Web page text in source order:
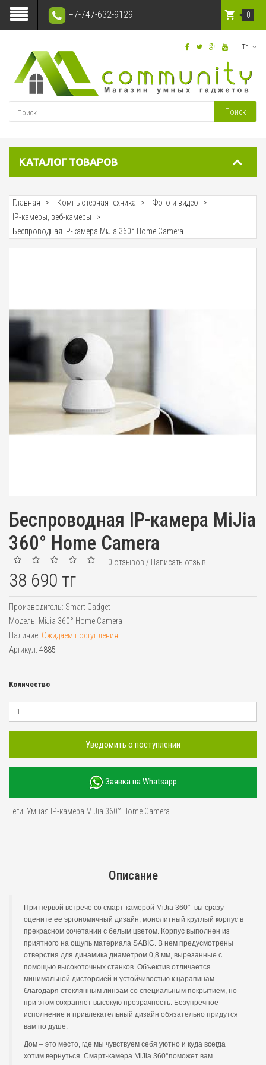
+7-747-632-9129
Тг
Поиск
0
КАТАЛОГ ТОВАРОВ
Главная Компьютерная техника
Фото и видео
IP-камеры, веб-камеры
Беспроводная IP-камера MiJia 360° Home Camera
Беспроводная IP-камера MiJia
360° Home Camera
0 отзывов / Написать отзыв
38 690 тг
Производитель: Smart Gadget
Модель: MiJia 360° Home Camera
Наличие: Ожидаем поступления
Артикул: 4885
Количество
Уведомить о поступлении
Заявка на Whatsapp
Теги: Умная IP-камера MiJia 360° Home Camera
Описание
При первой встрече со смарт-камерой MiJia 360° вы сразу
оцените ее эргономичный дизайн, монолитный круглый корпус в
прекрасном сочетании с белым цветом. Корпус выполнен из
приятного на ощупь материала SABIC. В нем предусмотрены
отверстия для динамика диаметром 0,8 мм, вырезанные с
помощью высокоточных станков. Объектив отличается
минимальной дисторсией и устойчивостью к царапинам
благодаря стеклянным линзам со специальным покрытием, но
при этом сохраняет высокую прозрачность. Безупречное
исполнение и привлекательный дизайн обязательно придутся
вам по душе.
Дом – это место, где мы чувствуем себя уютно и куда всегда
хотим вернуться. Смарт-камера MiJia 360°поможет вам